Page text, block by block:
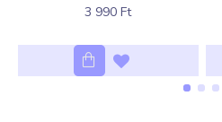
3 990 Ft